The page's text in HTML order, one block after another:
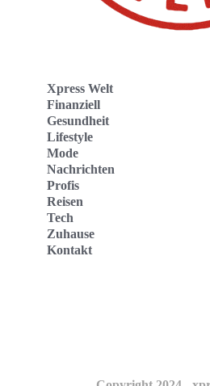
Xpress Welt
Finanziell
Gesundheit
Lifestyle
Mode
Nachrichten
Profis
Reisen
Tech
Zuhause
Kontakt